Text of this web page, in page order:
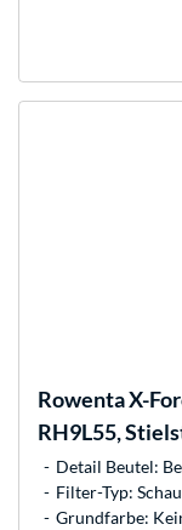
RowentaX-
RH9L55,
Detail Beutel:
Filter-Typ:
Grundfarbe: